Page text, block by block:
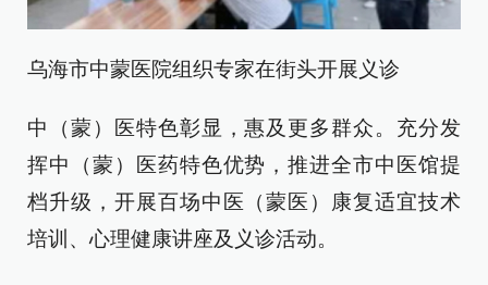
乌海市中蒙医院组织专家在街头开展义诊
中（蒙）医特色彰显，惠及更多群众。充分发
挥中（蒙）医药特色优势，推进全市中医馆提
档升级，开展百场中医（蒙医）康复适宜技术
培训、心理健康讲座及义诊活动。